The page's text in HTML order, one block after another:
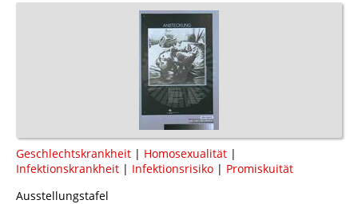
Geschlechtskrankheit | Homosexualität |
Infektionskrankheit | Infektionsrisiko | Promiskuität
Ausstellungstafel